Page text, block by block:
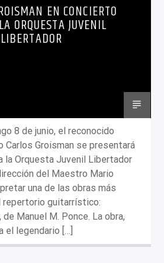
EN CONCIERTO
ORQUESTA JUVENIL
LIBERTADOR
8 de junio, el reconocido
Carlos Groisman se presentará
la Orquesta Juvenil Libertador
del Maestro Mario
una de las obras más
guitarrístico:
Manuel M. Ponce. La obra,
el legendario […]